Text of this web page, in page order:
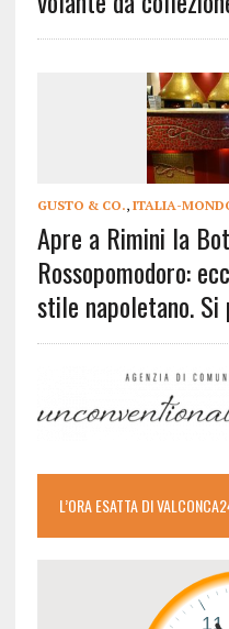
GUSTO & CO., ITALIA-
Apre a Rimini la
Rossopomodoro:
stile napoletano.
L’ORA ESATTA DI